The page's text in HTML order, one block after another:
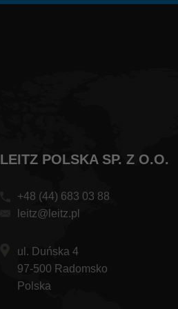
LEITZ POLSKA SP. Z O.O.
+48 (44) 683 03 88
leitz@leitz.pl
ul. Duńska 4
97-500 Radomsko
Polska